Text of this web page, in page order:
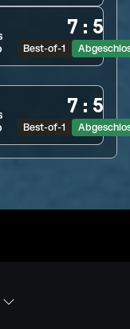
7 : 5
Best-of-1
7 : 5
Best-of-1